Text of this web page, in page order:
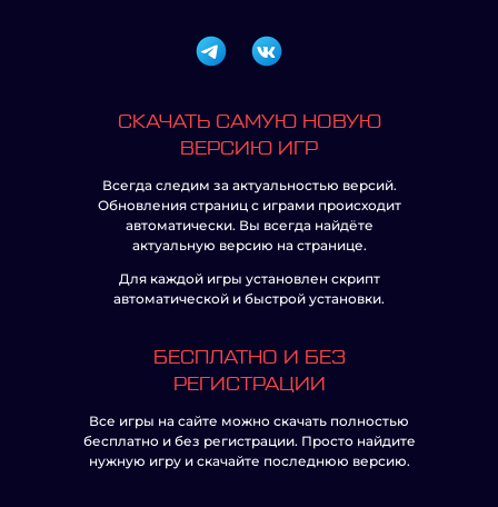
СКАЧАТЬ САМУЮ НОВУЮ
ВЕРСИЮ ИГР
Всегда следим за актуальностью версий.
Обновления страниц с играми происходит
автоматически. Вы всегда найдёте
актуальную версию на странице.
Для каждой игры установлен скрипт
автоматической и быстрой установки.
БЕСПЛАТНО И БЕЗ
РЕГИСТРАЦИИ
Все игры на сайте можно скачать полностью
бесплатно и без регистрации. Просто найдите
нужную игру и скачайте последнюю версию.